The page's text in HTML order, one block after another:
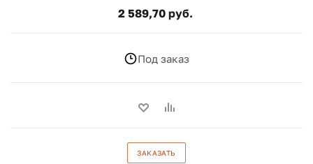
2 589,70 руб.
Под заказ
ЗАКАЗАТЬ